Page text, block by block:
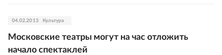
04.02.2013 Культура
Московские театры могут на час отложить
начало спектаклей